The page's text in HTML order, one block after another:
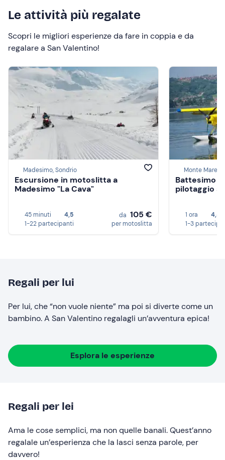
Le attività più regalate
Scopri le migliori esperienze da fare in coppia e da
regalare a San Valentino!
Madesimo, Sondrio
Escursione in motoslitta a
Madesimo "La Cava"
45 minuti
4,5
1-22 partecipanti
da 105 €
per motoslitta
Monte
Battesimo
pilotaggio
1 ora
4,8
1-3
Regali per lui
Per lui, che “non vuole niente” ma poi si diverte come un
bambino. A San Valentino regalagli un’avventura epica!
Esplora le esperienze
Regali per lei
Ama le cose semplici, ma non quelle banali. Quest’anno
regalale un’esperienza che la lasci senza parole, per
davvero!